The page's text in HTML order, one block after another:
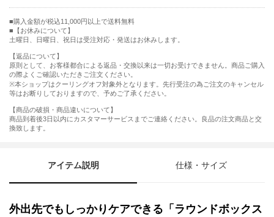
購入金額が税込11,000円以上で送料無料
【お休みについて】
土曜日、日曜日、祝日は受注対応・発送はお休みします。
【返品について】
原則として、お客様都合による返品・交換以来は一切お受けできません。商品ご購入
の際よくご確認いただきご注文ください。
※本ショップはクーリングオフ対象外となります。先行受注の為ご注文のキャンセル
等はお断りしておりますので、予めご了承ください。
【商品の破損・商品違いについて】
商品到着後3日以内にカスタマーサービスまでご連絡ください。良品の注文商品と交
換致します。
アイテム説明 仕様・サイズ
外出先でもしっかりケアできる「ラウンドボックス